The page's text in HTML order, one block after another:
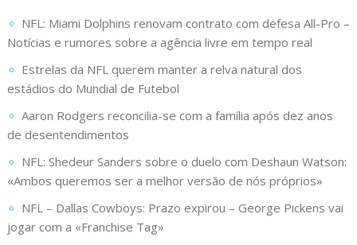
NFL: Miami Dolphins renovam contrato com defesa All-Pro –
Notícias e rumores sobre a agência livre em tempo real
Estrelas da NFL querem manter a relva natural dos
estádios do Mundial de Futebol
Aaron Rodgers reconcilia-se com a família após dez anos
de desentendimentos
NFL: Shedeur Sanders sobre o duelo com Deshaun Watson:
«Ambos queremos ser a melhor versão de nós próprios»
NFL – Dallas Cowboys: Prazo expirou – George Pickens vai
jogar com a «Franchise Tag»